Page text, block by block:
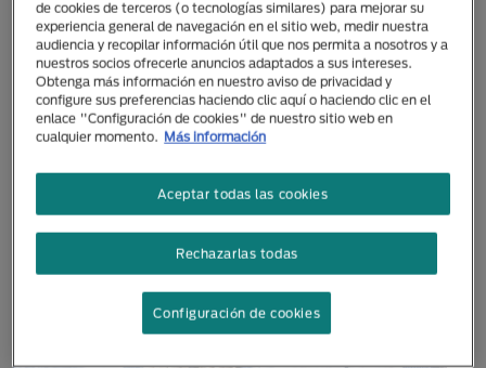
28 Octubre, 2022
Lo que debes saber y aplicar para tener un
perro feliz en casa
de cookies de terceros (o tecnologías similares) para mejorar su
experiencia general de navegación en el sitio web, medir nuestra
audiencia y recopilar información útil que nos permita a nosotros y a
nuestros socios ofrecerle anuncios adaptados a sus intereses.
Obtenga más información en nuestro aviso de privacidad y
configure sus preferencias haciendo clic aquí o haciendo clic en el
enlace "Configuración de cookies" de nuestro sitio web en
cualquier momento. Más información
Rechazarlas todas
Aceptar todas las cookies
Configuración de cookies